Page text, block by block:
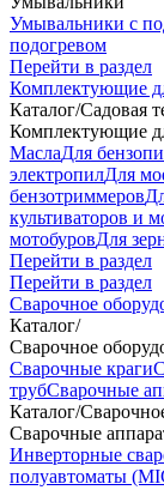
Умывальники с
подогревом
Перейти в раздел
Комплектующие
Каталог/Садовая
Комплектующие
МаслаДля
электропилДля
бензотриммеров
культиваторов и
мотобуровДля
Перейти в раздел
Перейти в раздел
Сварочное
Каталог/
Сварочное
Сварочные краги
трубСварочные
Каталог/
Сварочные
Инверторные
полуавтоматы